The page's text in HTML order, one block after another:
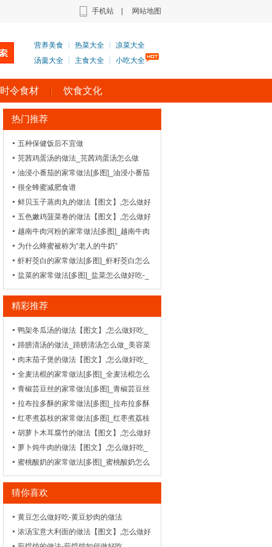
手机站 网站地图
营养美食 热菜大全
凉菜大全
汤羹大全
主食大全 小吃大全
时令食材 饮食文化
热门推荐
五种保健饭后不宜做
芫茜鸡蛋汤的做法_芫茜鸡蛋汤怎么做
油浸小番茄的家常做法[多图]_油浸小番茄
怎么做好吃-_闽菜-
很全蜂蜜减肥食谱
鲜贝玉子蒸肉丸的做法【图文】,怎么做好
吃_菜谱_天天美食网
五色嫩鸡菠菜卷的做法【图文】,怎么做好
吃_菜谱_天天美食网
越南牛肉河粉的家常做法[多图]_越南牛肉
河粉怎么做好吃
为什么蜂蜜被称为“老人的牛奶”
虾籽茭白的家常做法[多图]_虾籽茭白怎么
做好吃-_家常菜谱
盐菜的家常做法[多图]_盐菜怎么做好吃-_
湘菜-
精彩推荐
鸭架冬瓜汤的做法【图文】,怎么做好吃_
菜谱_天天美食网
蹄膀清汤的做法_蹄膀清汤怎么做_美容菜
谱
肉末茄子煲的做法【图文】,怎么做好吃_
菜谱_天天美食网
全麦法棍的家常做法[多图]_全麦法棍怎么
做好吃
青椒芸豆丝的家常做法[多图]_青椒芸豆丝
怎么做好吃-_鲁菜-
拉布拉多酥的家常做法[多图]_拉布拉多酥
怎么做好吃
红枣煮荔枝的家常做法[多图]_红枣煮荔枝
怎么做好吃-_浙菜-
胡萝卜木耳腐竹的做法【图文】,怎么做好
吃_菜谱_天天美食网
萝卜炖牛肉的做法【图文】,怎么做好吃_
菜谱_天天美食网
蜜桃酸奶的家常做法[多图]_蜜桃酸奶怎么
做好吃-_家常菜谱
猜你喜欢
黄豆怎么做好吃-黄豆炒肉的做法
浓汤宝意大利面的做法【图文】,怎么做好